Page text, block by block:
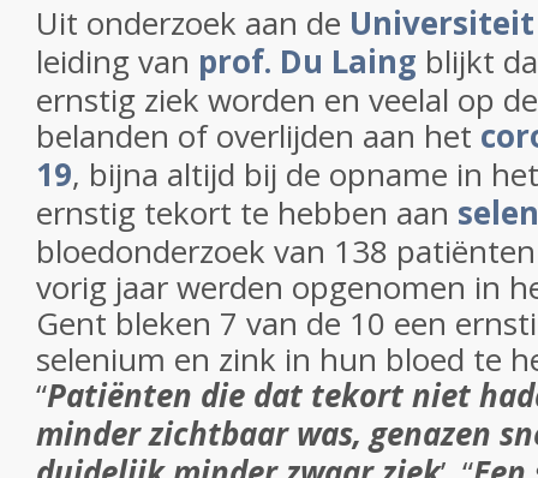
Uit onderzoek aan de
leiding van prof. Du Laing blijkt
ernstig ziek worden en veelal op
belanden of overlijden aan het
19, bijna altijd bij de opname in
ernstig tekort te hebben aan
bloedonderzoek van 138
vorig jaar werden opgenomen in
Gent bleken 7 van de 10 een
selenium en zink in hun bloed te
“Patiënten die dat tekort niet
minder zichtbaar was, genazen